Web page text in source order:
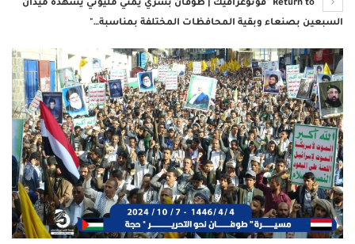
Return to "فوتوغرافيك | طوفان بشري يمني مليوني يشهده ميدان
السبعين بصنعاء وبقية المحافظات المختلفة بمناسبة…"